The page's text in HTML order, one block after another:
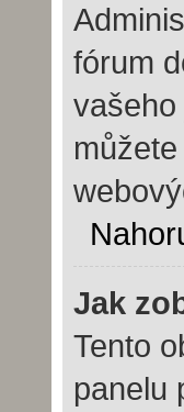
fórum
Jak
Tento
panelu